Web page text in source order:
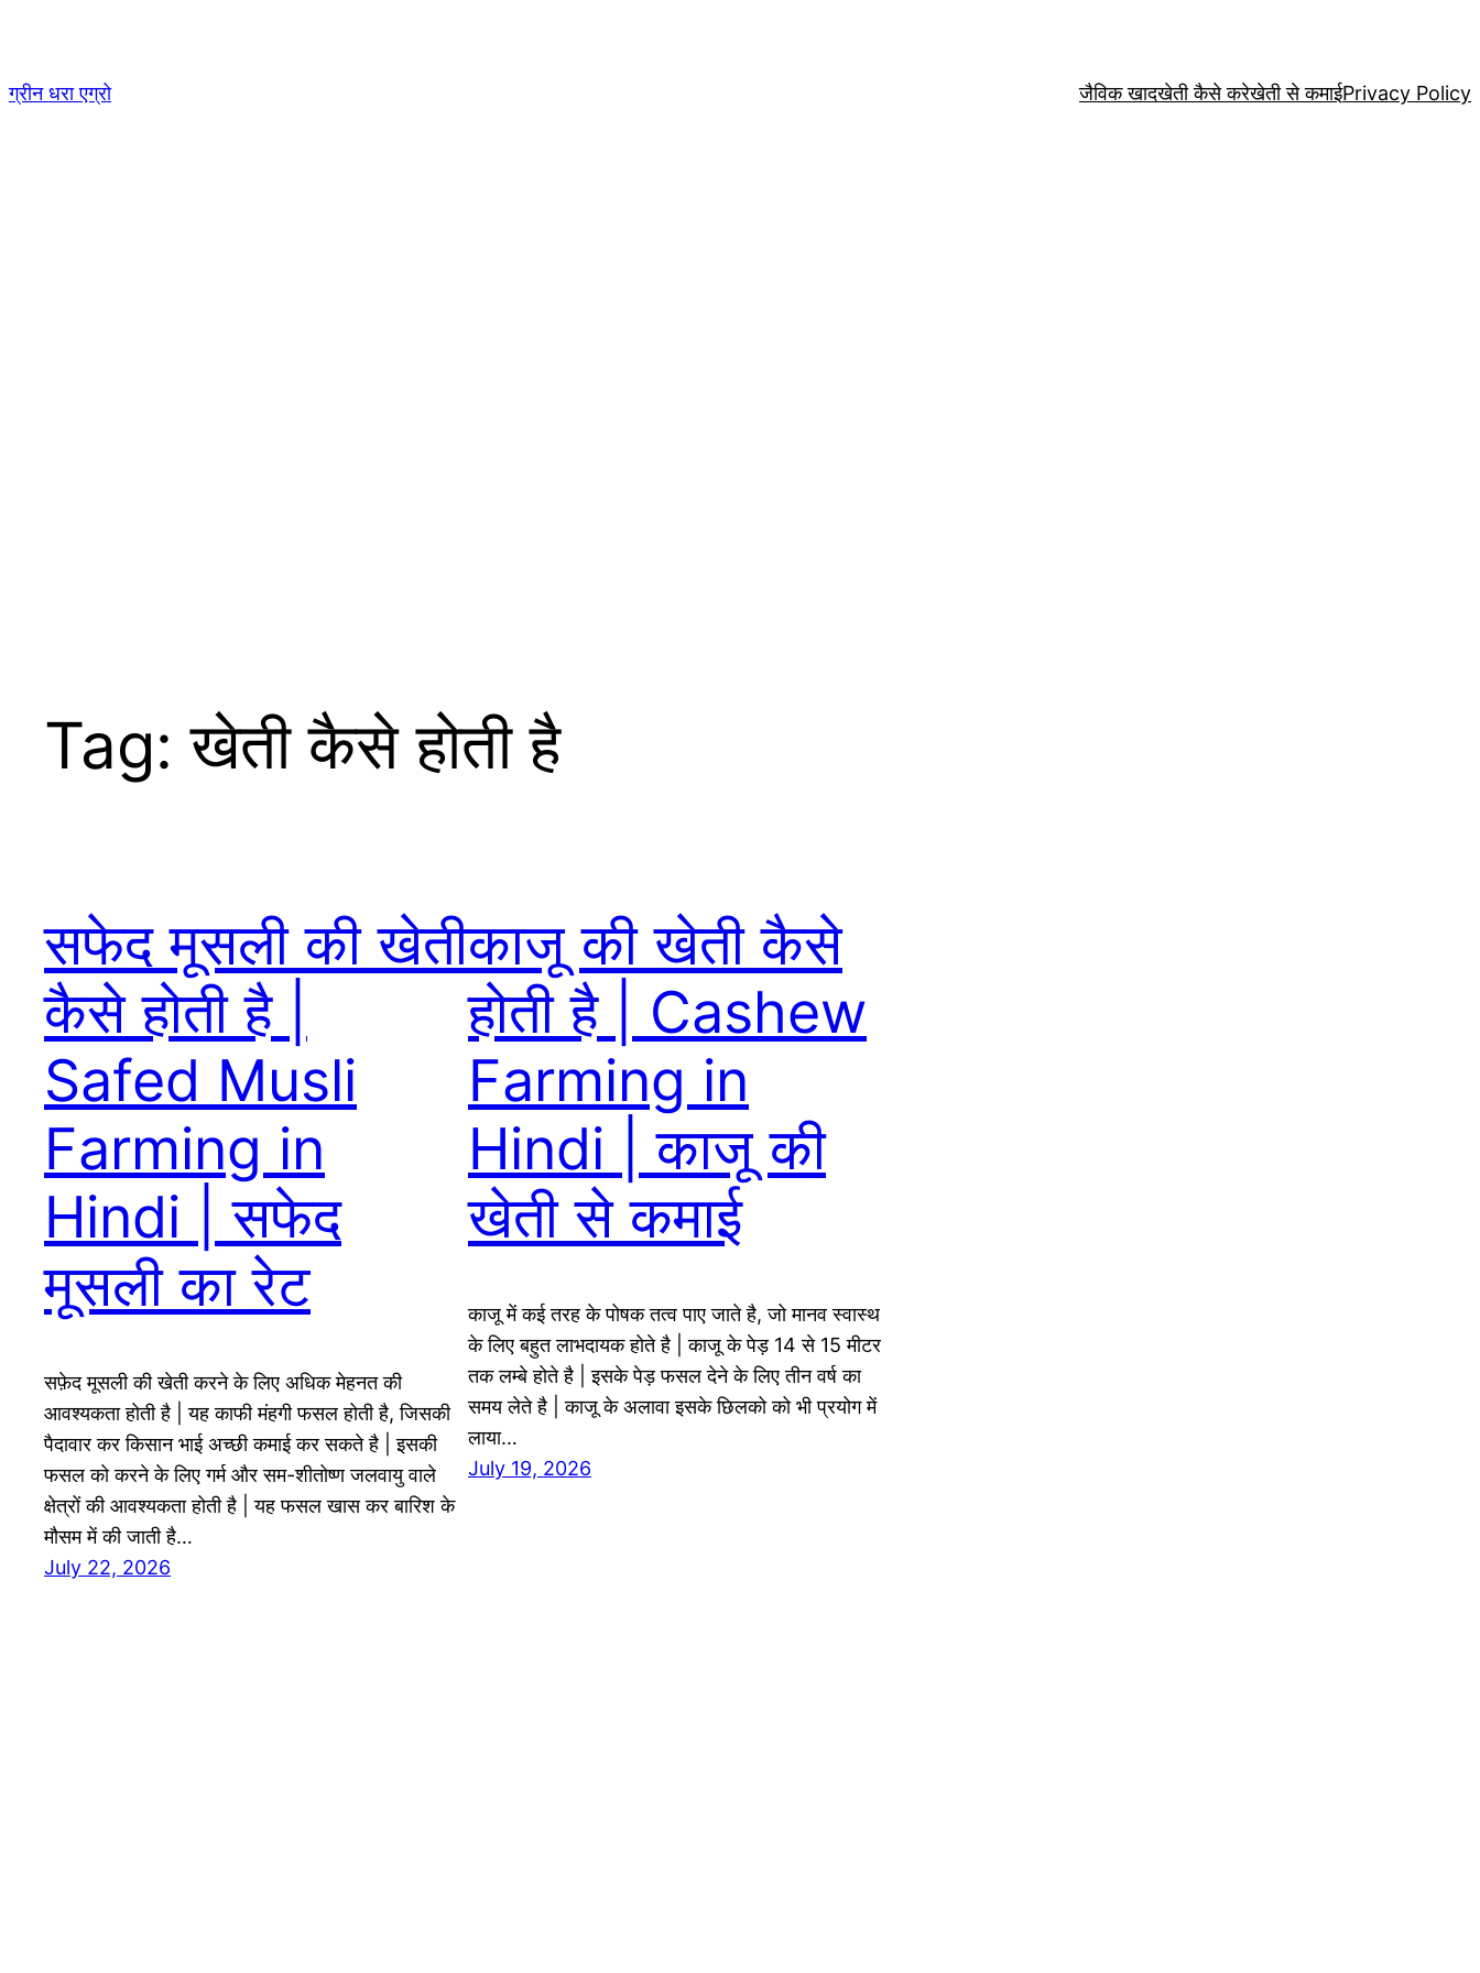
content
ग्रीन धरा एग्रो जैविक खादखेती कैसे करेखेती से कमाईPrivacy Policy
Tag:खेती कैसे होती है
सफेद मूसली की खेती
कैसे होती है |
Safed Musli
Farming in
Hindi | सफेद
मूसली का रेट
सफ़ेद मूसली की खेती करने के लिए अधिक मेहनत की
आवश्यकता होती है | यह काफी मंहगी फसल होती है, जिसकी
पैदावार कर किसान भाई अच्छी कमाई कर सकते है | इसकी
फसल को करने के लिए गर्म और सम-शीतोष्ण जलवायु वाले
क्षेत्रों की आवश्यकता होती है | यह फसल खास कर बारिश के
मौसम में की जाती है…
July 22, 2026
काजू की खेती कैसे
होती है | Cashew
Farming in
Hindi | काजू की
खेती से कमाई
काजू में कई तरह के पोषक तत्व पाए जाते है, जो मानव स्वास्थ
के लिए बहुत लाभदायक होते है | काजू के पेड़ 14 से 15 मीटर
तक लम्बे होते है | इसके पेड़ फसल देने के लिए तीन वर्ष का
समय लेते है | काजू के अलावा इसके छिलको को भी प्रयोग में
लाया…
July 19, 2026